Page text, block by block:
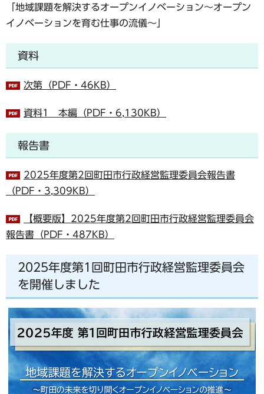
「地域課題を解決するオープンイノベーション～オープン
イノベーションを育む仕事の流儀～」
資料
次第（PDF・46KB）
資料1 本編（PDF・6,130KB）
報告書
2025年度第2回町田市行政経営監理委員会報告書
（PDF・3,309KB）
【概要版】2025年度第2回町田市行政経営監理委員会
報告書（PDF・487KB）
2025年度第1回町田市行政経営監理委員会
を開催しました